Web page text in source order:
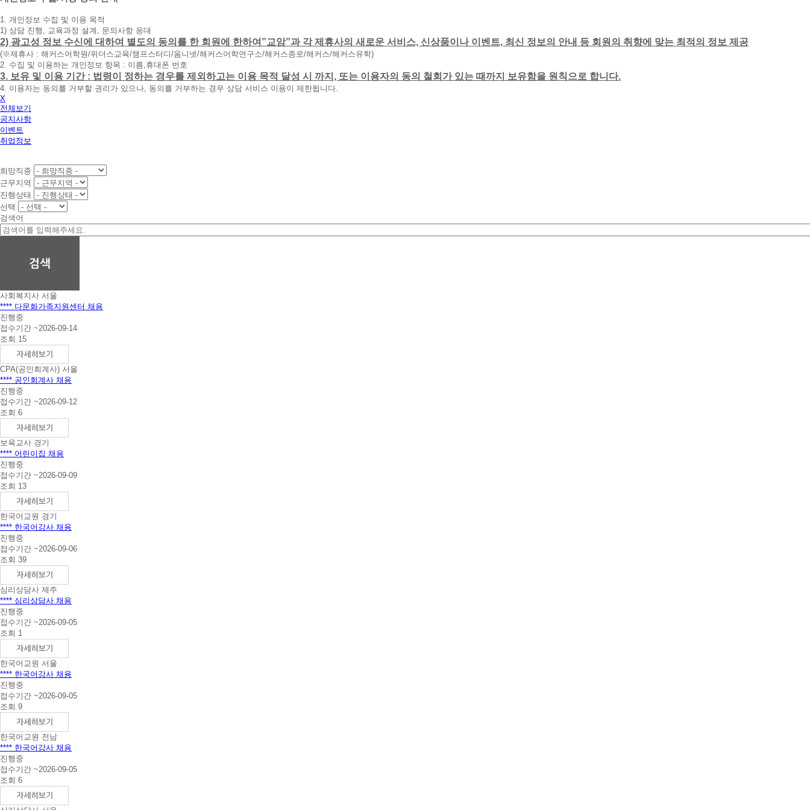
휴
대
폰
번
호
를
입
력
하
시
면
빠
간
내
에
전
화
드
1. 개인정보 수집 및 이용 목적
1) 상담 진행, 교육과정 설계, 문의사항 응대
2) 광고성 정보 수신에 대하여 별도의 동의를 한 회원에 한하여”교암”과 각 제휴사의 새로운 서비스, 신상품이나 이벤트, 최신 정보의 안내 등 회원의 취향에 맞는 최적의 정보 제공
(※제휴사 : 해커스어학원/위더스교육/챔프스터디/옴니넷/해커스어학연구소/해커스종로/해커스/해커스유학)
2. 수집 및 이용하는 개인정보 항목 : 이름,휴대폰 번호
3. 보유 및 이용 기간 : 법령이 정하는 경우를 제외하고는 이용 목적 달성 시 까지, 또는 이용자의 동의 철회가 있는 때까지 보유함을 원칙으로 합니다.
4. 이용자는 동의를 거부할 권리가 있으나, 동의를 거부하는 경우 상담 서비스 이용이 제한됩니다.
X
전체보기
공지사항
이벤트
취업정보
희망직종
근무지역
진행상태
선택
검색어
사회복지사 서울
**** 다문화가족지원센터 채용
진행중
접수기간 ~2026-09-14
조회 15
CPA(공인회계사) 서울
**** 공인회계사 채용
진행중
접수기간 ~2026-09-12
조회 6
보육교사 경기
**** 어린이집 채용
진행중
접수기간 ~2026-09-09
조회 13
한국어교원 경기
**** 한국어강사 채용
진행중
접수기간 ~2026-09-06
조회 39
심리상담사 제주
**** 심리상담사 채용
진행중
접수기간 ~2026-09-05
조회 1
한국어교원 서울
**** 한국어강사 채용
진행중
접수기간 ~2026-09-05
조회 9
한국어교원 전남
**** 한국어강사 채용
진행중
접수기간 ~2026-09-05
조회 6